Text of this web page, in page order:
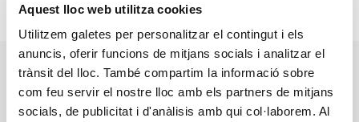
Aquest lloc web utilitza cookies
Utilitzem galetes per personalitzar el contingut i els
anuncis, oferir funcions de mitjans socials i analitzar el
trànsit del lloc. També compartim la informació sobre
com feu servir el nostre lloc amb els partners de mitjans
socials, de publicitat i d'anàlisis amb qui col·laborem. Al